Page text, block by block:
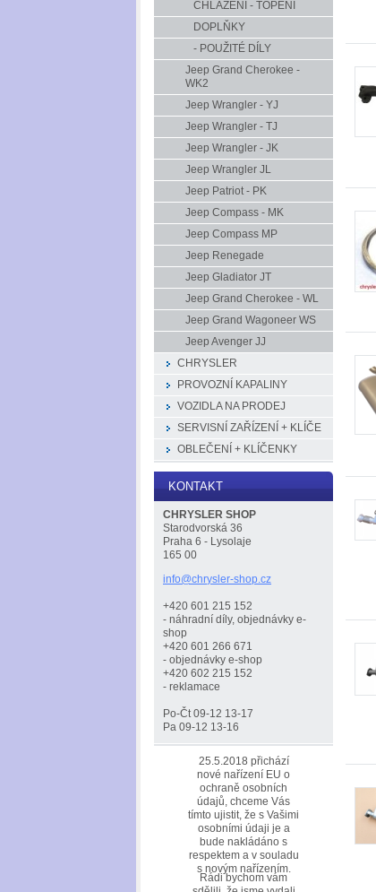
CHLAZENÍ - TOPENÍ
DOPLŇKY
- POUŽITÉ DÍLY
Jeep Grand Cherokee -
WK2
Jeep Wrangler - YJ
Jeep Wrangler - TJ
Jeep Wrangler - JK
Jeep Wrangler JL
Jeep Patriot - PK
Jeep Compass - MK
Jeep Compass MP
Jeep Renegade
Jeep Gladiator JT
Jeep Grand Cherokee - WL
Jeep Grand Wagoneer WS
Jeep Avenger JJ
CHRYSLER
PROVOZNÍ KAPALINY
VOZIDLA NA PRODEJ
SERVISNÍ ZAŘÍZENÍ + KLÍČE
OBLEČENÍ + KLÍČENKY
KONTAKT
CHRYSLER SHOP
Starodvorská 36
Praha 6 - Lysolaje
165 00
info@chrysler-shop.cz
+420 601 215 152
- náhradní díly, objednávky e-
shop
+420 601 266 671
- objednávky e-shop
+420 602 215 152
- reklamace
Po-Čt 09-12 13-17
Pa 09-12 13-16
25.5.2018 přichází
nové nařízení EU o
ochraně osobních
údajů, chceme Vás
tímto ujistit, že s Vašimi
osobními údaji je a
bude nakládáno s
respektem a v souladu
s novým nařízením.
Rádi bychom vám